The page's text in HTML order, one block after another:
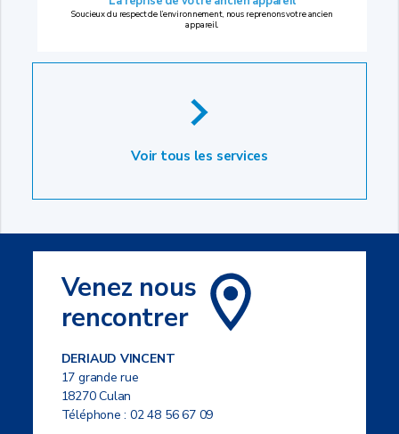
Soucieux du respect de l’environnement, nous reprenons votre ancien
appareil.
Voir tous les services
Venez nous
rencontrer
DERIAUD VINCENT
17 grande rue
18270 Culan
Téléphone :02 48 56 67 09